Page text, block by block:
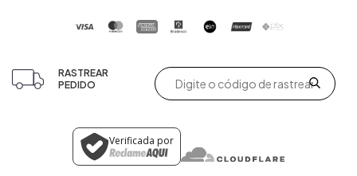
RASTREAR
PEDIDO
Verificada por